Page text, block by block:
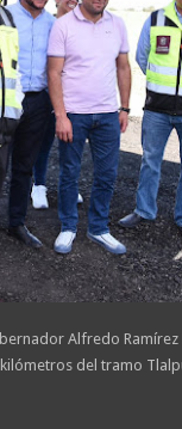
Alfredo
del tramo